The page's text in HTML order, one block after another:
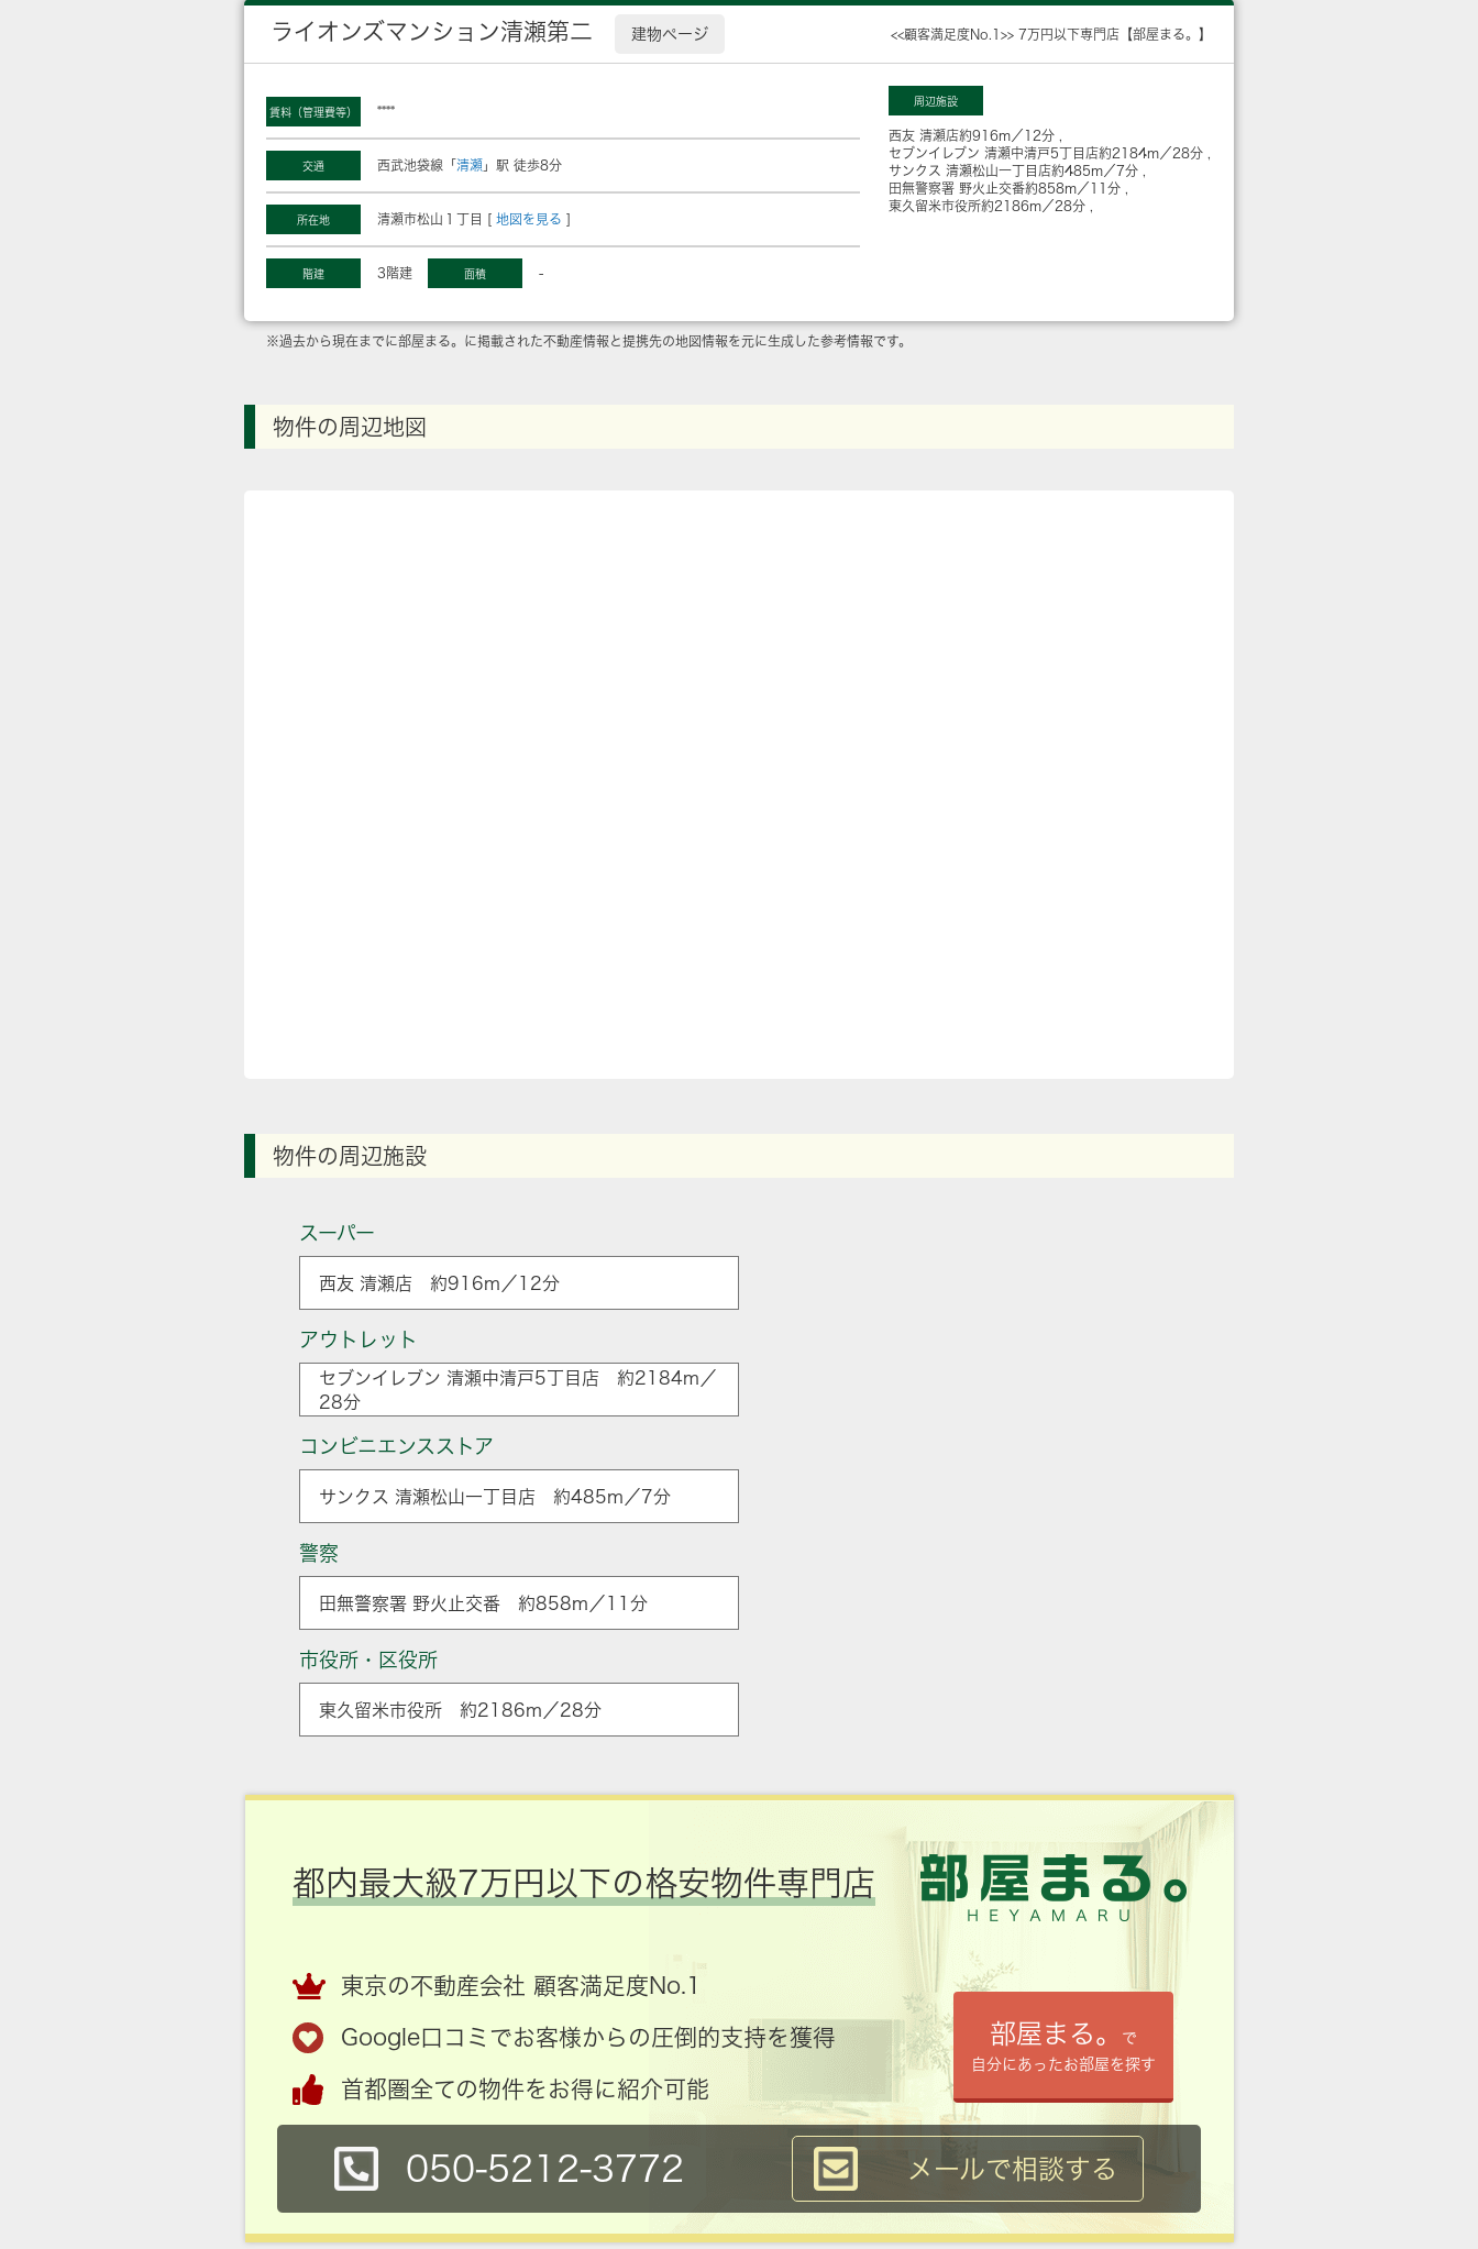
ライオンズマンション清瀬第二 建物ページ <<顧客満足度No.1>> 7万円以下専門店【部屋まる。】
賃料（管理費等） ****
交通 西武池袋線「 清瀬 」駅 徒歩8分
所在地 清瀬市松山１丁目 [ 地図を見る ]
階建 3階建 面積 -
周辺施設
西友 清瀬店約916m／12分
セブンイレブン 清瀬中清戸5丁目店約2184m／28分
サンクス 清瀬松山一丁目店約485m／7分
田無警察署 野火止交番約858m／11分
東久留米市役所約2186m／28分
※過去から現在までに部屋まる。に掲載された不動産情報と提携先の地図情報を元に生成した参考情報です。
物件の周辺地図
物件の周辺施設
スーパー
西友 清瀬店 約916m／12分
アウトレット
セブンイレブン 清瀬中清戸5丁目店 約2184m／
28分
コンビニエンスストア
サンクス 清瀬松山一丁目店 約485m／7分
警察
田無警察署 野火止交番 約858m／11分
市役所・区役所
東久留米市役所 約2186m／28分
都内最大級7万円以下の格安物件専門店
東京の不動産会社 顧客満足度No.1
Google口コミでお客様からの圧倒的支持を獲得
首都圏全ての物件をお得に紹介可能
部屋まる。
で
自分にあったお部屋を探す
050-5212-3772 メールで相談する